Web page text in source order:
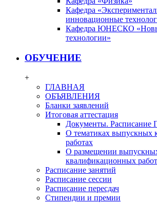
Кафедра
инновационные
Кафедра ЮНЕСКО
технологии»
ОБУЧЕНИЕ
+
ГЛАВНАЯ
ОБЪЯВЛЕНИЯ
Бланки заявлений
Итоговая аттестация
Документы. Расписание
О тематиках выпускных
работах
О размещении
квалификационных
Расписание занятий
Расписание сессии
Расписание пересдач
Стипендии и премии